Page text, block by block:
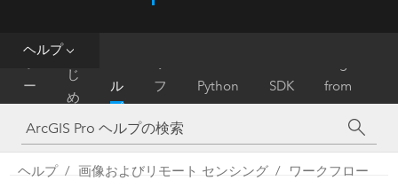
ヘルプ
ー
ム
は
じ
め
に
ル
プ
フ
ァ
レ
ン
ス
Python SDK
from
ArcMap
ヘルプ 画像およびリモート センシング ワークフロー